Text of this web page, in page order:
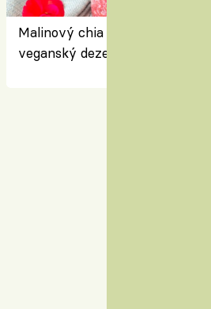
Malinový chia pudink s
veganský dezert plný ovoce a